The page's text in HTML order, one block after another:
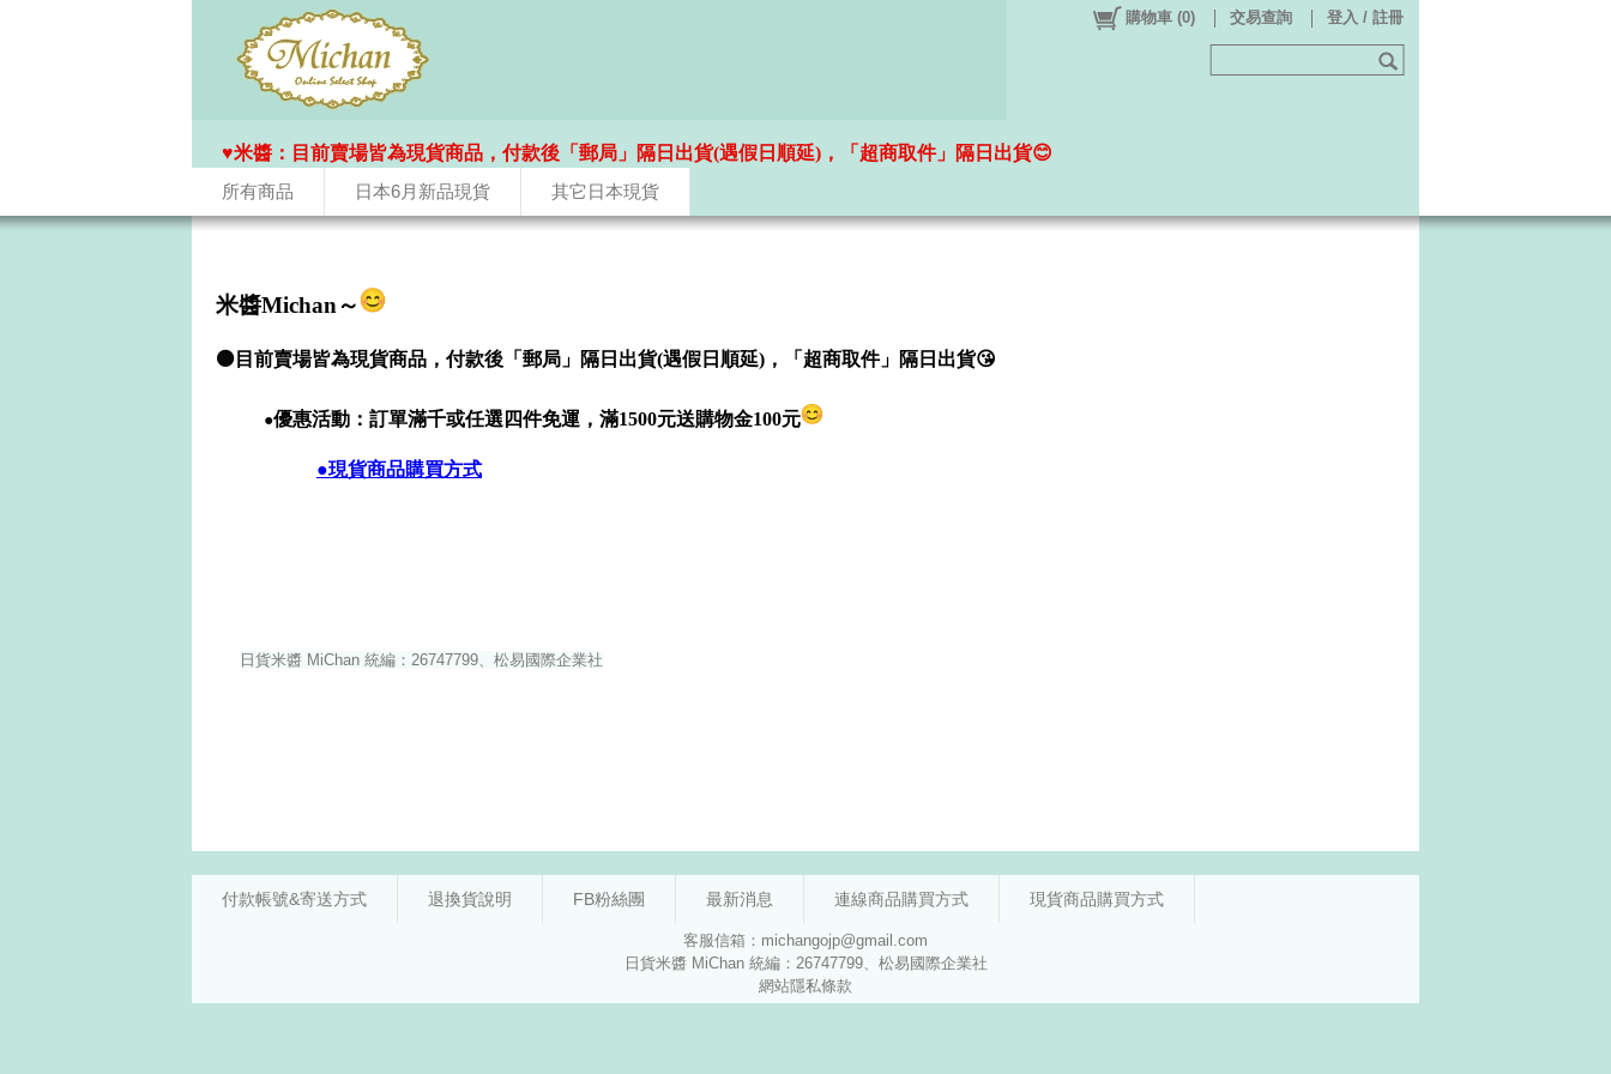
所有商品 日本6月新品現貨 其它日本現貨
購物車 (0) 交易查詢 登入 / 註冊
♥️米醬：目前賣場皆為現貨商品，付款後「郵局」隔日出貨(遇假日順延)，「超商取件」隔日出貨😊
付款帳號&寄送方式 退換貨說明 FB粉絲團 最新消息 連線商品購買方式 現貨商品購買方式
客服信箱：michangojp@gmail.com
日貨米醬 MiChan 統編：26747799、松易國際企業社
網站隱私條款